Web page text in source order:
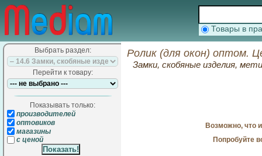
Товары в
Выбрать раздел:
Перейти к товару:
Показывать только:
производителей
оптовиков
магазины
с ценой
Ролик (для окон) оптом.
Замки, скобяные изделия,
Возможно, что
Попробуйте